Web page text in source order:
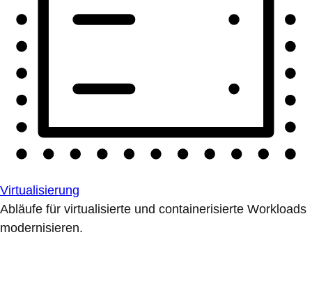
Virtualisierung
Abläufe für virtualisierte und containerisierte Workloads
modernisieren.